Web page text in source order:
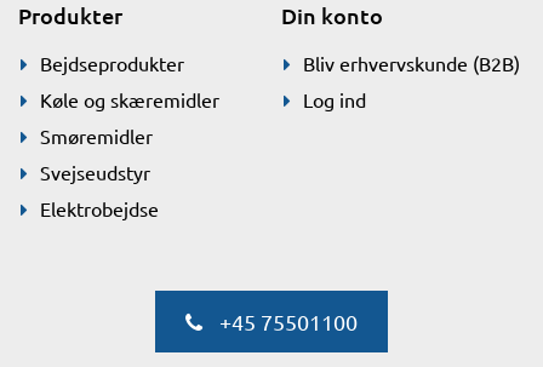
Produkter
Bejdseprodukter
Køle og skæremidler
Smøremidler
Svejseudstyr
Elektrobejdse
Din konto
Bliv erhvervskunde (B2B)
Log ind
+45 75501100